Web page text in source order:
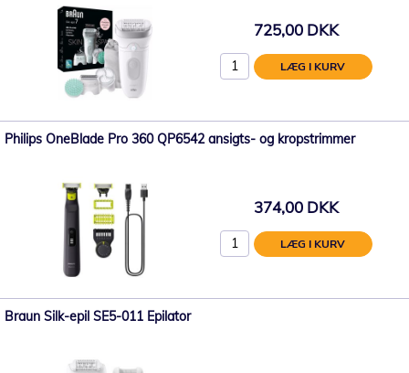
725,00 DKK
LÆG I KURV
Philips OneBlade Pro 360 QP6542 ansigts- og kropstrimmer
374,00 DKK
LÆG I KURV
Braun Silk-epil SE5-011 Epilator